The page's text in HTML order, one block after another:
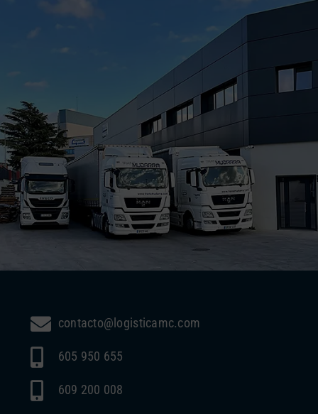
contacto@logisticamc.com
605 950 655
609 200 008